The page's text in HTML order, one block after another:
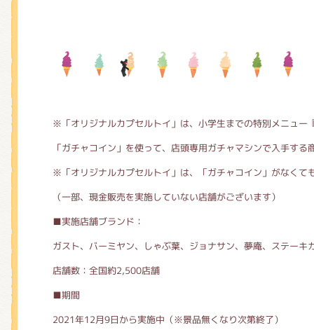
※「オリジナルカプセルトイ」は、小学生までの特別メニュー
「ガチャコイン」を使って、店頭専用ガチャマシンで入手する
※「オリジナルカプセルトイ」は、「ガチャコイン」がなくて
（一部、現金販売を実施していない店舗がございます）
■実施店舗ブランド：
ガスト、バーミヤン、しゃぶ葉、ジョナサン、夢庵、ステーキ
店舗数：全国約2,500店舗
■期間
2021年12月9日から実施中（※景品無くなり次第終了）